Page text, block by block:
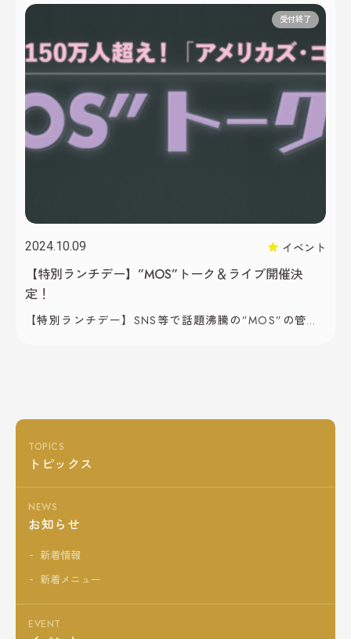
幸さんのトーク＆ライブ開催が決定しました！ シンガ
ーとして「そして僕は途方に暮れる」「ガラス越しに
消えた夏」「ゴーゴーヘブン」などのヒット曲で知ら
れ、また、吉川晃司・アンルイスを始めとする数 […]
2024.10.09 イベント
【特別ランチデー】”MOS”トーク＆ライブ開催決
定！
【特別ランチデー】SNS等で話題沸騰の”MOS”の管楽
別ランチ企画として、11月17日(日)のランチタイムは、
晩秋の食材 […]
受付終了
TOPICS
トピックス
NEWS
お知らせ
新着情報
新着メニュー
EVENT